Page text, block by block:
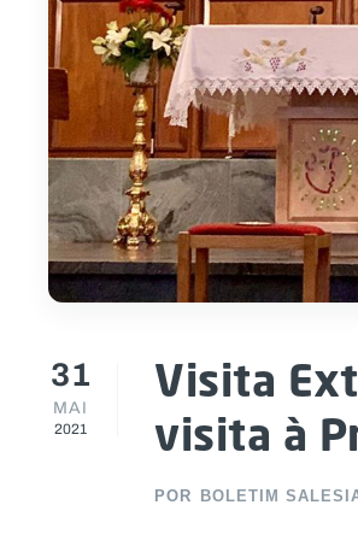
31
MAI
2021
Visita
visita à
POR BOLETIM